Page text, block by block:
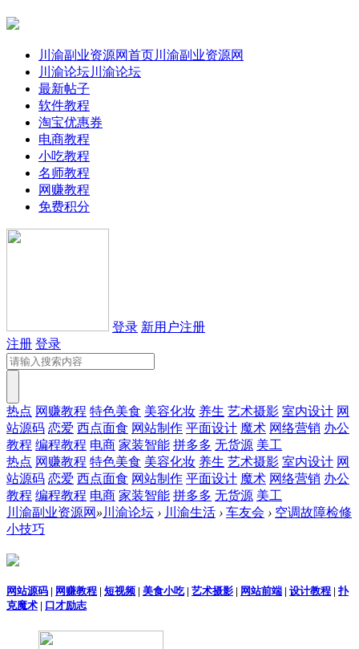
川渝副业资源网首页川渝副业资源网
川渝论坛川渝论坛
最新帖子
软件教程
淘宝优惠券
电商教程
小吃教程
名师教程
网赚教程
免费积分
登录 新用户注册
注册 登录
热点 网赚教程 特色美食 美容化妆 养生 艺术摄影 室内设计 网
站源码 恋爱 西点面食 网站制作 平面设计 魔术 网络营销 办公
教程 编程教程 电商 家装智能 拼多多 无货源 美工
热点 网赚教程 特色美食 美容化妆 养生 艺术摄影 室内设计 网
站源码 恋爱 西点面食 网站制作 平面设计 魔术 网络营销 办公
教程 编程教程 电商 家装智能 拼多多 无货源 美工
川渝副业资源网 » 川渝论坛 › 川渝生活 › 车友会 › 空调故障检修
小技巧
网站源码 | 网赚教程 | 短视频 | 美食小吃| 艺术摄影 | 网站前端 | 设计教程 | 扑
克魔术 | 口才励志